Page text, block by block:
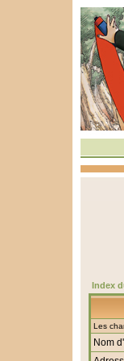
Index
Les
Nom